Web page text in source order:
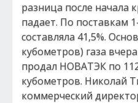
разница после начала
падает. По поставкам
составляла 41,5%.
кубометров) газа
продал НОВАТЭК по
кубометров. Николай
коммерческий